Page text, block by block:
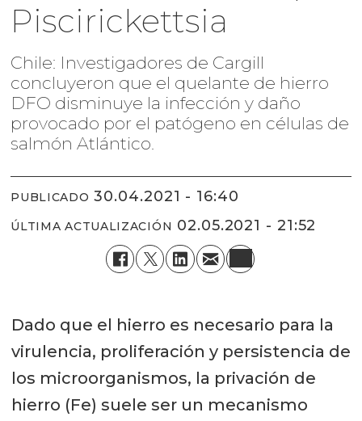
Piscirickettsia
Chile: Investigadores de Cargill
concluyeron que el quelante de hierro
DFO disminuye la infección y daño
provocado por el patógeno en células de
salmón Atlántico.
PUBLICADO 30.04.2021 - 16:40
ÚLTIMA ACTUALIZACIÓN 02.05.2021 - 21:52
Dado que el hierro es necesario para la
virulencia, proliferación y persistencia de
los microorganismos, la privación de
hierro (Fe) suele ser un mecanismo